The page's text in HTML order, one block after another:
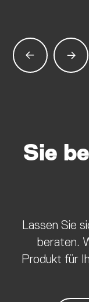
Sie
Lassen Sie
beraten.
Produkt für